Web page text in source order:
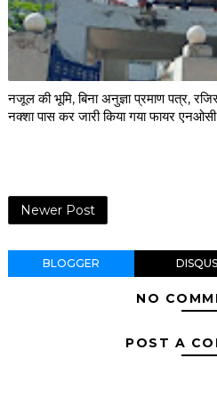
नजूल की भूमि, बिना अनुज्ञा प्रमाण पत्र,
नक्शा पास कर जारी किया गया फायर
Newer Post
BLOGGER DISQUS
NO
POST A